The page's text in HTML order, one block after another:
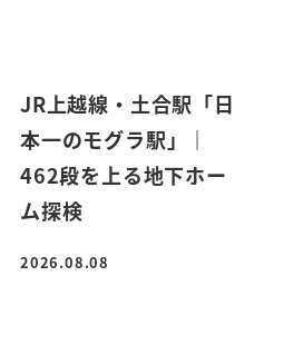
JR上越線・土合駅「日
本一のモグラ駅」｜
462段を上る地下ホー
ム探検
投稿日
2026.08.08